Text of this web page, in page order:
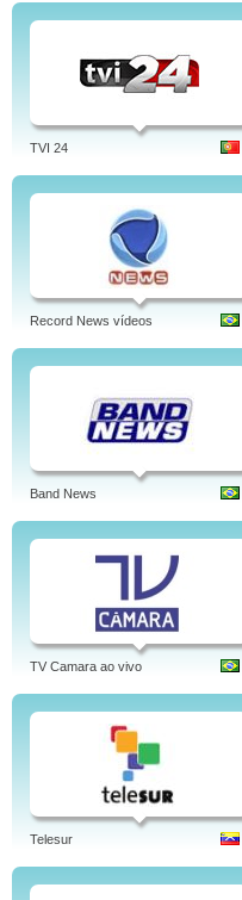
TVI 24
Record News vídeos
Band News
TV Camara ao vivo
Telesur